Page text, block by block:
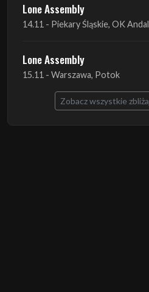
Lone Assembly
14.11 - Piekary Śląskie, OK
Lone Assembly
15.11 - Warszawa, Potok
Zobacz wszystkie